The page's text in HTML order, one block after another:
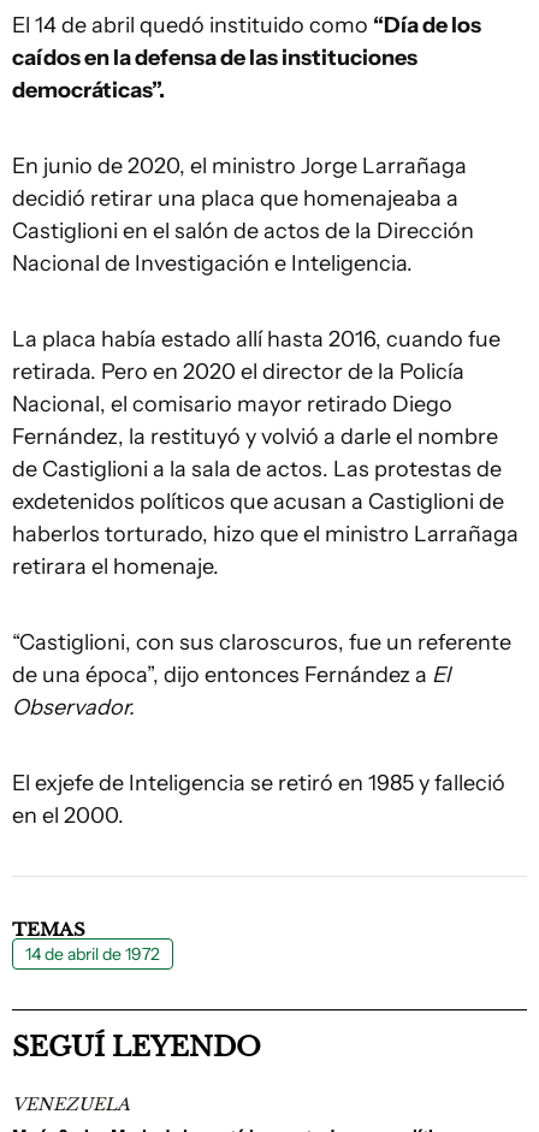
El 14 de abril quedó instituido como “Día de los
caídos en la defensa de las instituciones
democráticas”.
En junio de 2020, el ministro Jorge Larrañaga
decidió retirar una placa que homenajeaba a
Castiglioni en el salón de actos de la Dirección
Nacional de Investigación e Inteligencia.
La placa había estado allí hasta 2016, cuando fue
retirada. Pero en 2020 el director de la Policía
Nacional, el comisario mayor retirado Diego
Fernández, la restituyó y volvió a darle el nombre
de Castiglioni a la sala de actos. Las protestas de
exdetenidos políticos que acusan a Castiglioni de
haberlos torturado, hizo que el ministro Larrañaga
retirara el homenaje.
“Castiglioni, con sus claroscuros, fue un referente
de una época”, dijo entonces Fernández a El
Observador.
El exjefe de Inteligencia se retiró en 1985 y falleció
en el 2000.
TEMAS
14 de abril de 1972
SEGUÍ LEYENDO
VENEZUELA